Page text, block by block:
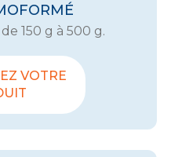
150 g à 500 g.
VOTRE